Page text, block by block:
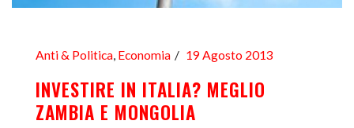
Anti & Politica, Economia 19 Agosto 2013
INVESTIRE IN ITALIA? MEGLIO
ZAMBIA E MONGOLIA